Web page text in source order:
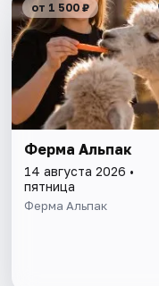
от 1 500 ₽
Ферма Альпак
14 августа 2026 •
пятница
Ферма Альпак